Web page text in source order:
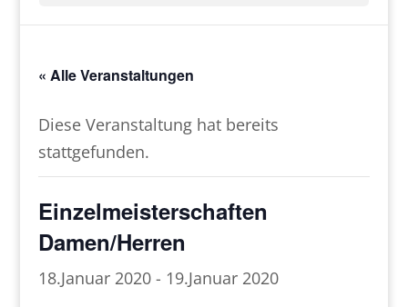
« Alle Veranstaltungen
Diese Veranstaltung hat bereits
stattgefunden.
Einzelmeisterschaften
Damen/Herren
18.Januar 2020 - 19.Januar 2020